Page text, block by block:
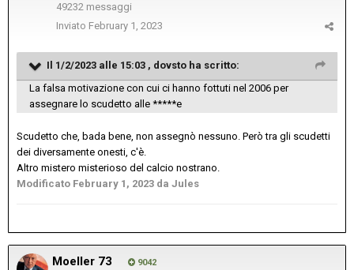
49232 messaggi
Inviato February 1, 2023
Il 1/2/2023 alle 15:03 , dovsto ha scritto:
La falsa motivazione con cui ci hanno fottuti nel 2006 per
assegnare lo scudetto alle *****e
Scudetto che, bada bene, non assegnò nessuno. Però tra gli scudetti
dei diversamente onesti, c'è.
Altro mistero misterioso del calcio nostrano.
Modificato February 1, 2023 da Jules
Moeller 73 9042